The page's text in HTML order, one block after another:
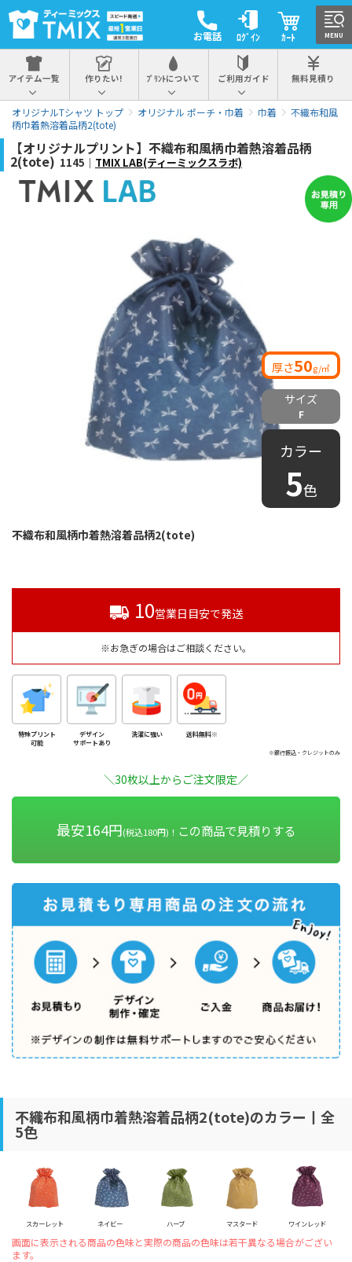
お電話 ﾛｸﾞｲﾝ ｶｰﾄ
アイテム一覧 作りたい! ﾌﾟﾘﾝﾄについて ご利用ガイド 無料見積り
オリジナルTシャツ トップ オリジナル ポーチ・巾着 巾着
不織布和風
柄巾着熱溶着品柄2(tote)
【オリジナルプリント】不織布和風柄巾着熱溶着品柄
2(tote) 1145｜ TMIX LAB(ティーミックスラボ)
厚さ50g/㎡
サイズ
F
カラー
5色
不織布和風柄巾着熱溶着品柄2(tote)
10営業日目安で発送
※お急ぎの場合はご相談ください。
特殊プリント
可能
デザイン
サポートあり
洗濯に強い 送料無料※
※銀行振込・クレジットのみ
＼30枚以上からご注文限定／
最安164円(税込180円)！ この商品で見積りする
不織布和風柄巾着熱溶着品柄2(tote)のカラー丨全
5色
スカーレット ネイビー ハーブ マスタード ワインレッド
画面に表示される商品の色味と実際の商品の色味は若干異なる場合がござい
ます。
MENU